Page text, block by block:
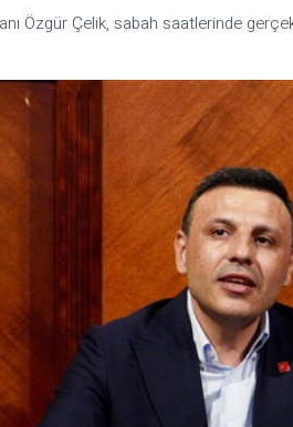
Özgür Çelik, sabah saatlerinde